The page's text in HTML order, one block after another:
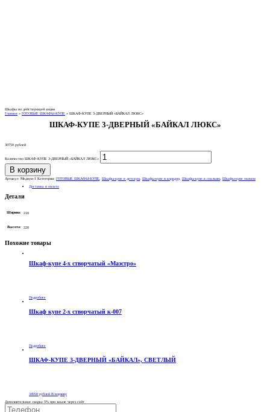
Шкафы по действующей акции
Главная » ГОТОВЫЕ ШКАФЫ-КУПЕ » ШКАФ-КУПЕ 3-ДВЕРНЫЙ «БАЙКАЛ ЛЮКС»
ШКАФ-КУПЕ 3-ДВЕРНЫЙ «БАЙКАЛ ЛЮКС»
30750 рублей
Количество ШКАФ-КУПЕ 3-ДВЕРНЫЙ «БАЙКАЛ ЛЮКС»
В корзину
Артикул: Медиум-1 Категории: ГОТОВЫЕ ШКАФЫ-КУПЕ Шкафы-купе в детскую, Шкафы-купе в коридор Шкафы-купе в спальню, Шкафы-купе эконом
Доставка и оплата
Детали
Ширина: 210
Высота: 220
Похожие товары
Шкаф-купе 4-х створчатый «Маэстро»
Подробнее
Шкаф купе 2-х створчатый к-007
Подробнее
ШКАФ-КУПЕ 3-ДВЕРНЫЙ «БАЙКАЛ», СВЕТЛЫЙ
34950 рублей В корзину
Дополнительная скидка 5% при заказе через сайт